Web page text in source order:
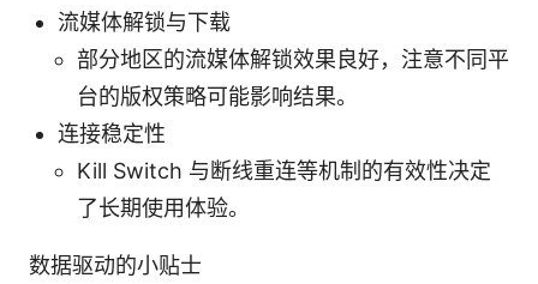
流媒体解锁与下载
部分地区的流媒体解锁效果良好，注意不同平
台的版权策略可能影响结果。
连接稳定性
Kill Switch 与断线重连等机制的有效性决定
了长期使用体验。
数据驱动的小贴士